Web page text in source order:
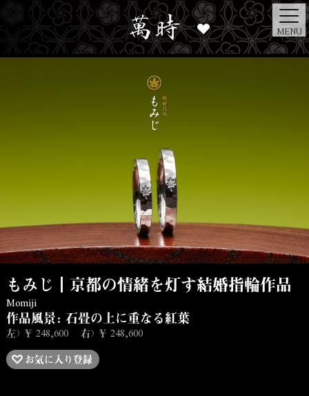
MENU
もみじ┃京都の情緒を灯す結婚指輪作品
Momiji
作品風景：石畳の上に重なる紅葉
左）￥ 248,600 右）￥ 248,600
お気に入り登録